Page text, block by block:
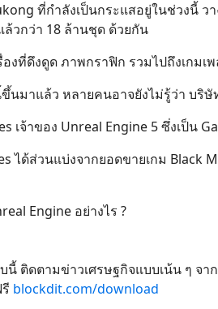
ที่กำลังเป็นกระแสอยู่ในช่วงนี้ ว
วกว่า 18 ล้านชุด ด้วยกัน
องที่ดึงดูด ภาพกราฟิก รวมไปถึงเกม
มาแล้ว หลายคนอาจยังไม่รู้ว่า บริ
เจ้าของ Unreal Engine 5 ซึ่งเป็น
ได้ส่วนแบ่งจากยอดขายเกม Black
Engine อย่างไร ?
นี้ ติดตามข่าวเศรษฐกิจแบบเน้น ๆ
blockdit.com/download